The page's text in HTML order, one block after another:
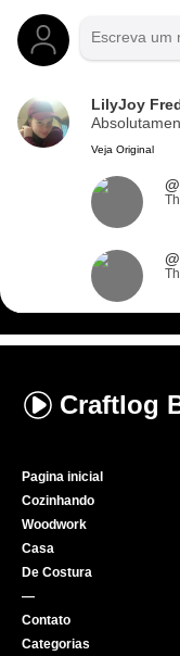
LilyJoy
Veja Original
Craftlog
Pagina inicial
Cozinhando
Woodwork
Casa
De Costura
—
Contato
Categorias